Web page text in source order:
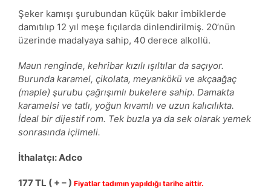
Şeker kamışı şurubundan küçük bakır imbiklerde
damıtılıp 12 yıl meşe fıçılarda dinlendirilmiş. 20’nün
üzerinde madalyaya sahip, 40 derece alkollü.
Maun renginde, kehribar kızılı ışıltılar da saçıyor.
Burunda karamel, çikolata, meyankökü ve akçaağaç
(maple) şurubu çağrışımlı bukelere sahip. Damakta
karamelsi ve tatlı, yoğun kıvamlı ve uzun kalıcılıkta.
İdeal bir dijestif rom. Tek buzla ya da sek olarak yemek
sonrasında içilmeli.
İthalatçı: Adco
177 TL ( + – ) Fiyatlar tadımın yapıldığı tarihe aittir.